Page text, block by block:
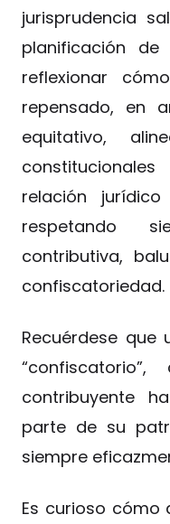
jurisprudencia
planificación
reflexionar
repensado, en
equitativo,
relación
respetando
contributiva,
confiscatoriedad.
Recuérdese
contribuyente
parte de su
siempre
Es curioso cómo